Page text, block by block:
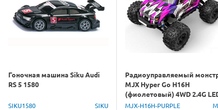
Гоночная машина Siku Audi
RS 5 1580
SIKU1580 SIKU
Радиоуправляемый
MJX Hyper Go H16H
(фиолетовый) 4WD 2.4G
GPS 1/16 RTR
MJX-H16H-PURPLE